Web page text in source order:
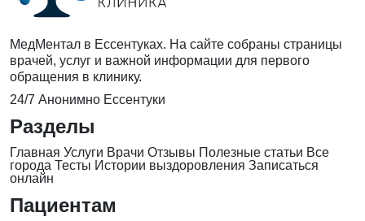
МедМентал в Ессентуках. На сайте собраны страницы
врачей, услуг и важной информации для первого
обращения в клинику.
24/7 Анонимно Ессентуки
Разделы
Главная Услуги Врачи Отзывы Полезные статьи Все
города Тесты Истории выздоровления Записаться
онлайн
Пациентам